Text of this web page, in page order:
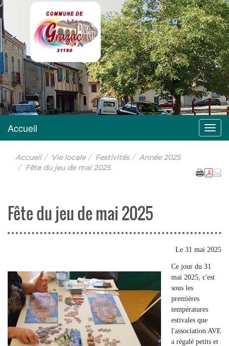
Grazac
Menu
Accueil
Accueil Vie locale Festivités
Année 2025
Fête du jeu de mai 2025
Fête du jeu de mai 2025
Le 31 mai 2025
Ce jour du 31
mai 2025, c'est
sous les
premières
températures
estivales que
l'association AVE
a régalé petits et